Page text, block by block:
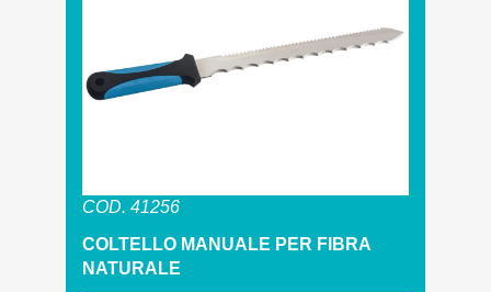
COD. 41256
COLTELLO MANUALE PER FIBRA
NATURALE